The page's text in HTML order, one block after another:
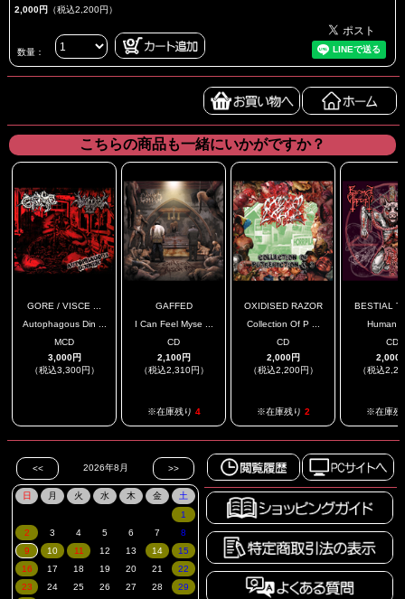
2,000円 （税込2,200円）
数量：
こちらの商品も一緒にいかがですか？
GORE / VISCE ...
Autophagous Din ...
MCD
3,000円
（税込3,300円）
GAFFED
I Can Feel Myse ...
CD
2,100円
（税込2,310円）
※在庫残り 4
OXIDISED RAZOR
Collection Of P ...
CD
2,000円
（税込2,200円）
※在庫残り 2
BESTIAL
Human
CD
2,000
（税込
※在庫残